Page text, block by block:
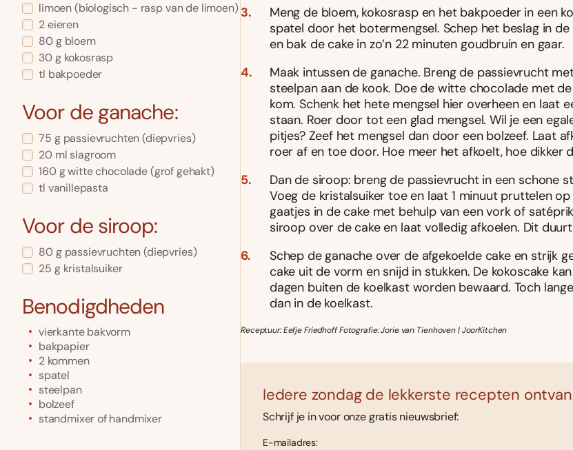
limoen(biologisch - rasp van de limoen)
2eieren
80 g bloem
30 g kokosrasp
tl bakpoeder
Voor de ganache:
75 g passievruchten(diepvries)
20 ml slagroom
160 gwitte chocolade(grof gehakt)
tl vanillepasta
Voor de siroop:
80 g passievruchten(diepvries)
25 g kristalsuiker
Benodigdheden
vierkante bakvorm
bakpapier
2 kommen
spatel
steelpan
bolzeef
standmixer of handmixer
Meng de bloem, kokosrasp en het bakpoeder in een
spatel door het botermengsel. Schep het beslag in de
en bak de cake in zo’n 22 minuten goudbruin en gaar.
Maak intussen de ganache. Breng de passievrucht
steelpan aan de kook. Doe de witte chocolade met
kom. Schenk het hete mengsel hier overheen en laat
staan. Roer door tot een glad mengsel. Wil je een
pitjes? Zeef het mengsel dan door een bolzeef. Laat
roer af en toe door. Hoe meer het afkoelt, hoe dikker
Dan de siroop: breng de passievrucht in een schone
Voeg de kristalsuiker toe en laat 1 minuut pruttelen op
gaatjes in de cake met behulp van een vork of
siroop over de cake en laat volledig afkoelen. Dit duurt
Schep de ganache over de afgekoelde cake en strijk
cake uit de vorm en snijd in stukken. De kokoscake
dagen buiten de koelkast worden bewaard. Toch
dan in de koelkast.
Receptuur: Eefje Friedhoff Fotografie: Jorie van Tienhoven | JoorKitchen
Iedere zondag de lekkerste recepten
Schrijf je in voor onze gratis nieuwsbrief:
E-mailadres: